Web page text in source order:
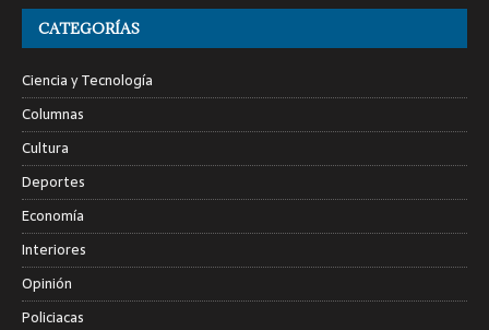
CATEGORÍAS
Ciencia y Tecnología
Columnas
Cultura
Deportes
Economía
Interiores
Opinión
Policiacas